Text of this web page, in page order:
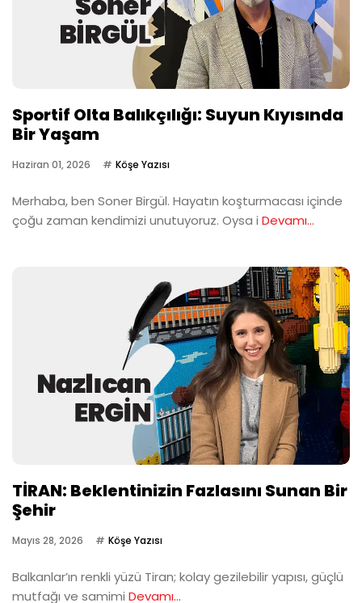
Sportif Olta Balıkçılığı: Suyun Kıyısında
Bir Yaşam
Haziran 01, 2026 Köşe Yazısı
Merhaba, ben Soner Birgül. Hayatın koşturmacası içinde
çoğu zaman kendimizi unutuyoruz. Oysa i Devamı...
TİRAN: Beklentinizin Fazlasını Sunan Bir
Şehir
Mayıs 28, 2026 Köşe Yazısı
Balkanlar’ın renkli yüzü Tiran; kolay gezilebilir yapısı, güçlü
mutfağı ve samimi Devamı...